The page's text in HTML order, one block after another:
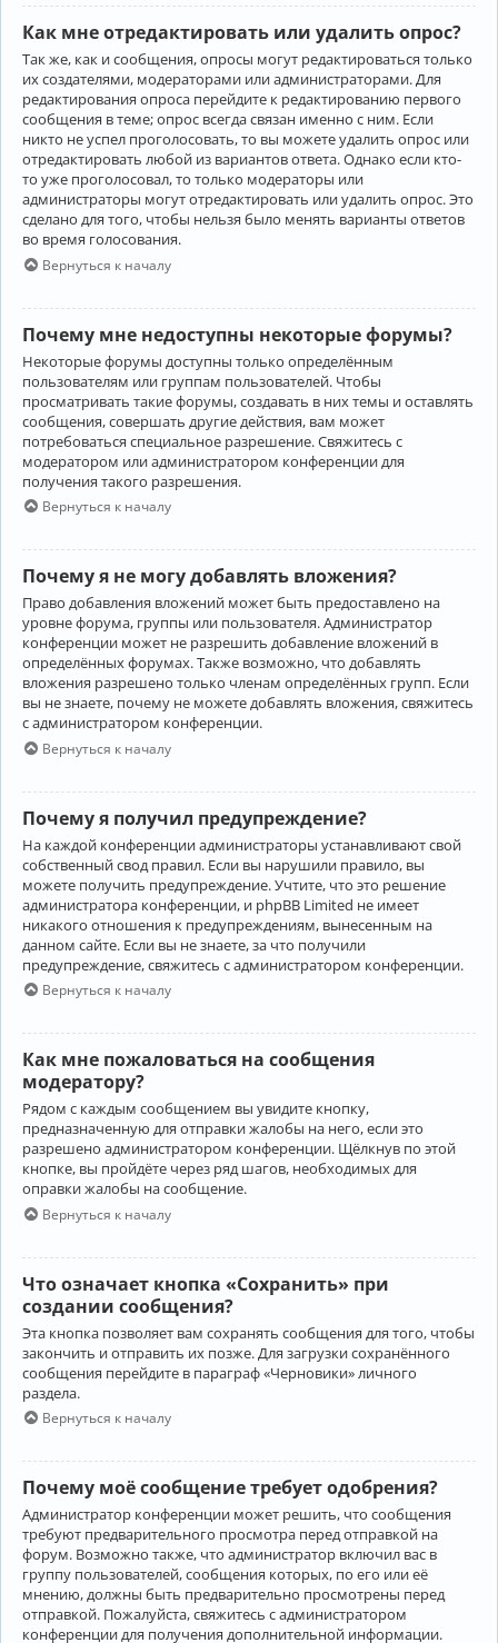
Как мне отредактировать или удалить опрос?
Так же, как и сообщения, опросы могут редактироваться только
их создателями, модераторами или администраторами. Для
редактирования опроса перейдите к редактированию первого
сообщения в теме; опрос всегда связан именно с ним. Если
никто не успел проголосовать, то вы можете удалить опрос или
отредактировать любой из вариантов ответа. Однако если кто-
то уже проголосовал, то только модераторы или
администраторы могут отредактировать или удалить опрос. Это
сделано для того, чтобы нельзя было менять варианты ответов
во время голосования.
Вернуться к началу
Почему мне недоступны некоторые форумы?
Некоторые форумы доступны только определённым
пользователям или группам пользователей. Чтобы
просматривать такие форумы, создавать в них темы и оставлять
сообщения, совершать другие действия, вам может
потребоваться специальное разрешение. Свяжитесь с
модератором или администратором конференции для
получения такого разрешения.
Вернуться к началу
Почему я не могу добавлять вложения?
Право добавления вложений может быть предоставлено на
уровне форума, группы или пользователя. Администратор
конференции может не разрешить добавление вложений в
определённых форумах. Также возможно, что добавлять
вложения разрешено только членам определённых групп. Если
вы не знаете, почему не можете добавлять вложения, свяжитесь
с администратором конференции.
Вернуться к началу
Почему я получил предупреждение?
На каждой конференции администраторы устанавливают свой
собственный свод правил. Если вы нарушили правило, вы
можете получить предупреждение. Учтите, что это решение
администратора конференции, и phpBB Limited не имеет
никакого отношения к предупреждениям, вынесенным на
данном сайте. Если вы не знаете, за что получили
предупреждение, свяжитесь с администратором конференции.
Вернуться к началу
Как мне пожаловаться на сообщения
модератору?
Рядом с каждым сообщением вы увидите кнопку,
предназначенную для отправки жалобы на него, если это
разрешено администратором конференции. Щёлкнув по этой
кнопке, вы пройдёте через ряд шагов, необходимых для
оправки жалобы на сообщение.
Вернуться к началу
Что означает кнопка «Сохранить» при
создании сообщения?
Эта кнопка позволяет вам сохранять сообщения для того, чтобы
закончить и отправить их позже. Для загрузки сохранённого
сообщения перейдите в параграф «Черновики» личного
раздела.
Вернуться к началу
Почему моё сообщение требует одобрения?
Администратор конференции может решить, что сообщения
требуют предварительного просмотра перед отправкой на
форум. Возможно также, что администратор включил вас в
группу пользователей, сообщения которых, по его или её
мнению, должны быть предварительно просмотрены перед
отправкой. Пожалуйста, свяжитесь с администратором
конференции для получения дополнительной информации.